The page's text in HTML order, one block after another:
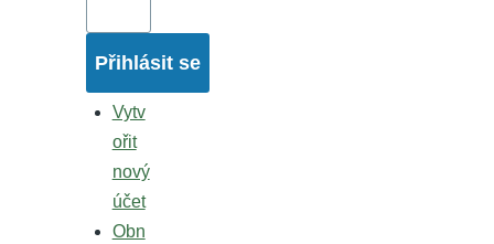
Vytv
ořit
nový
účet
Obn